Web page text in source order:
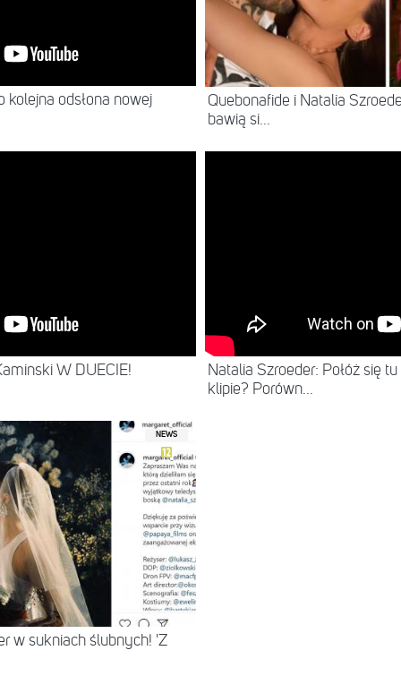
kolejna odsłona nowej
Quebonafide i Natalia
bawią si...
W DUECIE!
Natalia Szroeder: Połóż się
klipie? Porówn...
NEWS
w sukniach ślubnych! 'Z